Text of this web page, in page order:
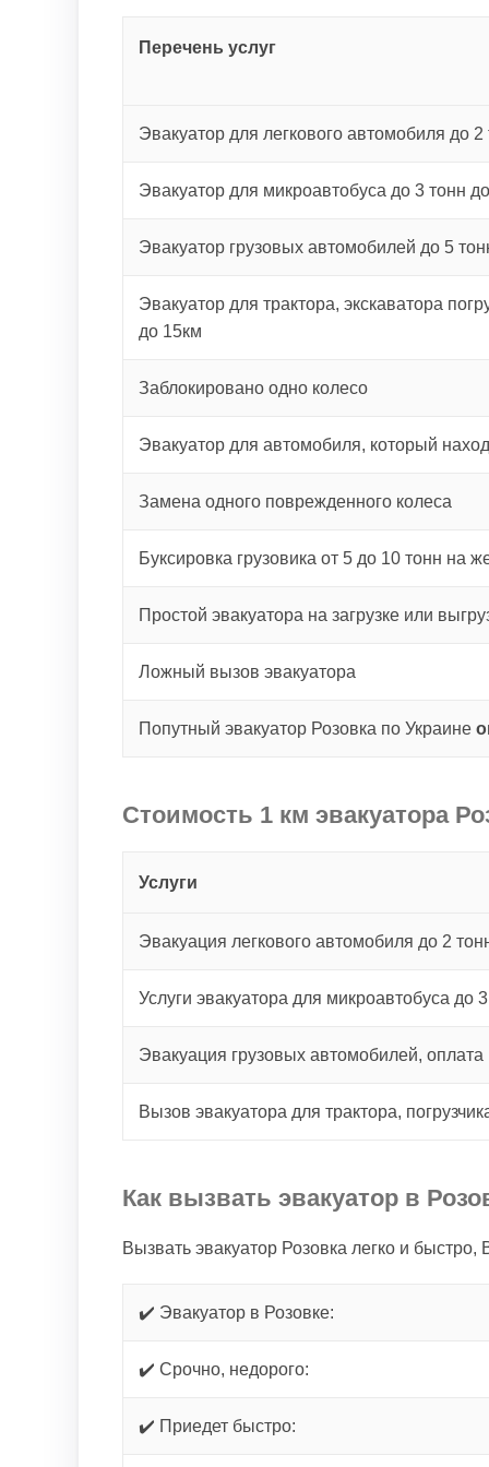
Перечень услуг
Эвакуатор для легкового автомобиля до
Эвакуатор для микроавтобуса до 3 тонн
Эвакуатор грузовых автомобилей до 5
Эвакуатор для трактора, экскаватора
до 15км
Заблокировано одно колесо
Эвакуатор для автомобиля, который
Замена одного поврежденного колеса
Буксировка грузовика от 5 до 10 тонн на
Простой эвакуатора на загрузке или
Ложный вызов эвакуатора
Попутный эвакуатор Розовка по Украине
Стоимость 1 км эвакуатора
Услуги
Эвакуация легкового автомобиля до 2
Услуги эвакуатора для микроавтобуса до
Эвакуация грузовых автомобилей,
Вызов эвакуатора для трактора,
Как вызвать эвакуатор в
Вызвать эвакуатор Розовка легко и
✔️ Эвакуатор в Розовке:
✔️ Срочно, недорого:
✔️ Приедет быстро: